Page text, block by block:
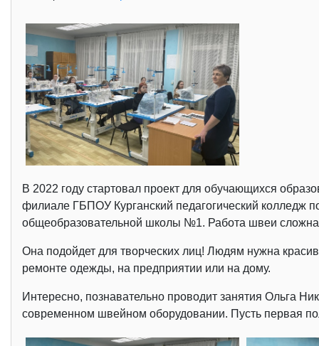
В 2022 году стартовал проект для обучающихся
филиале ГБПОУ Курганский педагогический колледж
общеобразовательной школы №1. Работа швеи
Она подойдет для творческих лиц! Людям нужна
ремонте одежды, на предприятии или на дому.
Интересно, познавательно проводит занятия Ольга
современном швейном оборудовании. Пусть первая